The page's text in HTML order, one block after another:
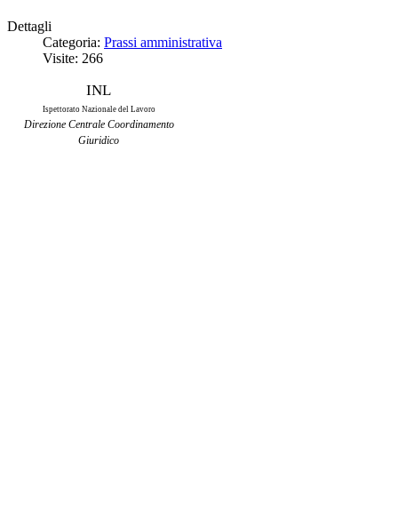
Dettagli
Categoria: Prassi amministrativa
Visite: 266
INL
Ispettorato Nazionale del Lavoro
Direzione Centrale Coordinamento
Giuridico